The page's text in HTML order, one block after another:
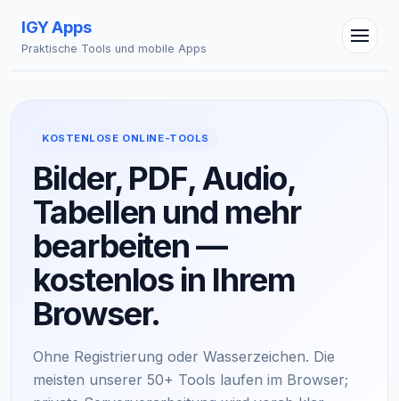
IGY Apps
Praktische Tools und mobile Apps
KOSTENLOSE ONLINE-TOOLS
Bilder, PDF, Audio,
Tabellen und mehr
bearbeiten —
kostenlos in Ihrem
Browser.
Ohne Registrierung oder Wasserzeichen. Die
meisten unserer 50+ Tools laufen im Browser;
Online — Fragen Sie mich